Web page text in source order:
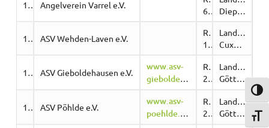
10707 Angelverein Varrel e.V.
6
Diepholz
10862 ASV Wehden-Laven e.V.
Region
11
Landkreis
Cuxhaven
10535 ASV Gieboldehausen e.V.
www.asv-
gieboldehausen.wg.vu
Region
2
Landkreis
Göttingen
10775 ASV Pöhlde e.V.
www.asv-
poehlde.de.tl
Region
2
Landkreis
Göttingen